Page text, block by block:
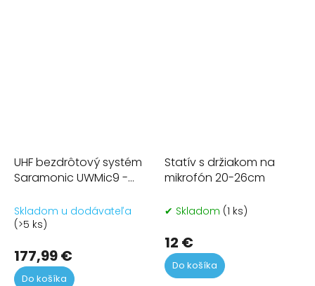
UHF bezdrôtový systém
Saramonic UWMic9 -
RX9
Skladom u dodávateľa
(>5 ks)
177,99 €
Do košíka
Statív s držiakom na
mikrofón 20-26cm
✔ Skladom (1 ks)
12 €
Do košíka